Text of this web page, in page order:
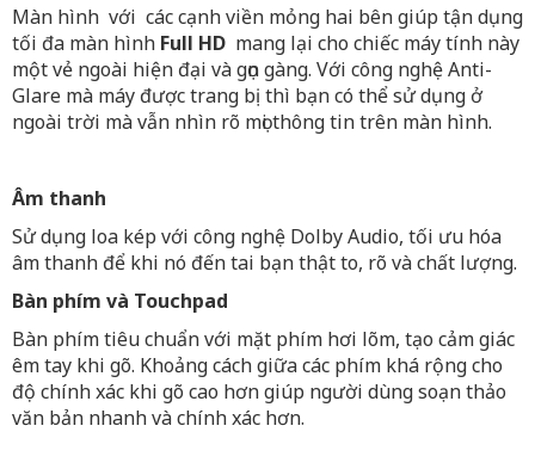
Màn hình với các cạnh viền mỏng hai bên giúp tận dụng
tối đa màn hình Full HD mang lại cho chiếc máy tính này
một vẻ ngoài hiện đại và gọn gàng. Với công nghệ Anti-
Glare mà máy được trang bị thì bạn có thể sử dụng ở
ngoài trời mà vẫn nhìn rõ mọi thông tin trên màn hình.
Âm thanh
Sử dụng loa kép với công nghệ Dolby Audio, tối ưu hóa
âm thanh để khi nó đến tai bạn thật to, rõ và chất lượng.
Bàn phím và Touchpad
Bàn phím tiêu chuẩn với mặt phím hơi lõm, tạo cảm giác
êm tay khi gõ. Khoảng cách giữa các phím khá rộng cho
độ chính xác khi gõ cao hơn giúp người dùng soạn thảo
văn bản nhanh và chính xác hơn.